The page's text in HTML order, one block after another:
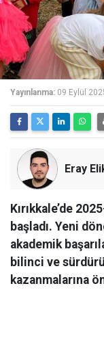
Yayınlanma: 09 Eylül
Eray
Kırıkkale’de
başladı. Yeni
akademik
bilinci ve
kazanmalarına